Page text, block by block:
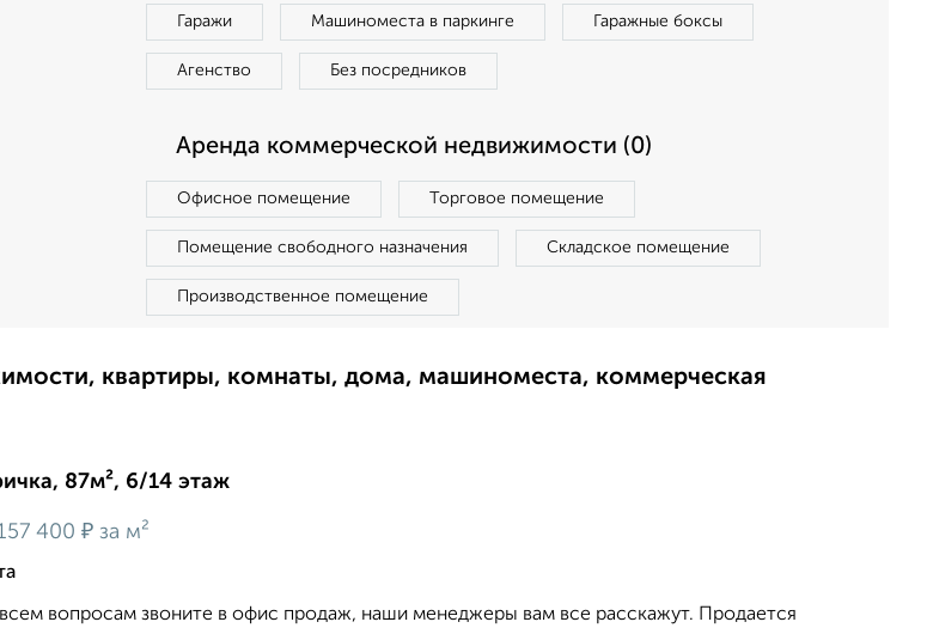
Гаражи Машиноместа в паркинге Гаражные боксы
Агенство Без посредников
Аренда коммерческой недвижимости (0)
Офисное помещение Торговое помещение
Помещение свободного назначения Складское помещение
Производственное помещение
квартиры, комнаты, дома, машиноместа, коммерческая
87м², 6/14 этаж
400 ₽ за м²
вопросам звоните в офис продаж, наши менеджеры вам все расскажут. Продается